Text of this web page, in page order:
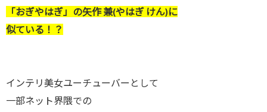
「おぎやはぎ」の矢作 兼(やはぎ けん)に
似ている！？
インテリ美女ユーチューバーとして
一部ネット界隈での